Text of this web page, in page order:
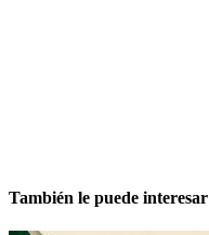
También le puede interesar